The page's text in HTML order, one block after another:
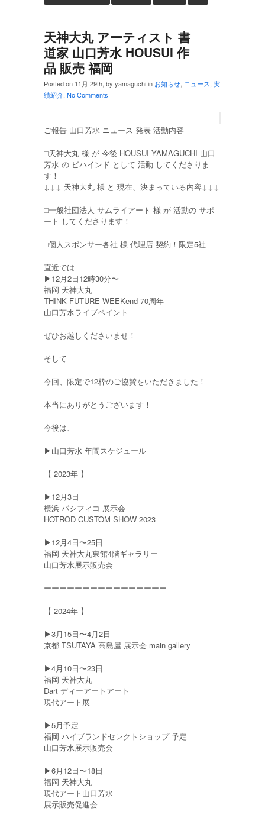
天神大丸 アーティスト 書
道家 山口芳水 HOUSUI 作
品 販売 福岡
Posted on 11月 29th, by yamaguchi in お知らせ, ニュース, 実
績紹介. No Comments
ご報告 山口芳水 ニュース 発表 活動内容
⬜︎天神大丸 様 が 今後 HOUSUI YAMAGUCHI 山口
芳水 の ビハインド として 活動 してくださりま
す！
↓↓↓ 天神大丸 様 と 現在、決まっている内容↓↓↓
⬜︎一般社団法人 サムライアート 様 が 活動の サポ
ート してくださります！
⬜︎個人スポンサー各社 様 代理店 契約！限定5社
直近では
▶︎12月2日12時30分〜
福岡 天神大丸
THINK FUTURE WEEKend 70周年
山口芳水ライブペイント
ぜひお越しくださいませ！
そして
今回、限定で12枠のご協賛をいただきました！
本当にありがとうございます！
今後は、
▶︎山口芳水 年間スケジュール
【 2023年 】
▶︎12月3日
横浜 パシフィコ 展示会
HOTROD CUSTOM SHOW 2023
▶︎12月4日〜25日
福岡 天神大丸東館4階ギャラリー
山口芳水展示販売会
ーーーーーーーーーーーーーーーー
【 2024年 】
▶︎3月15日〜4月2日
京都 TSUTAYA 高島屋 展示会 main gallery
▶︎4月10日〜23日
福岡 天神大丸
Dart ディーアートアート
現代アート展
▶︎5月予定
福岡 ハイブランドセレクトショップ 予定
山口芳水展示販売会
▶︎6月12日〜18日
福岡 天神大丸
現代アート山口芳水
展示販売促進会